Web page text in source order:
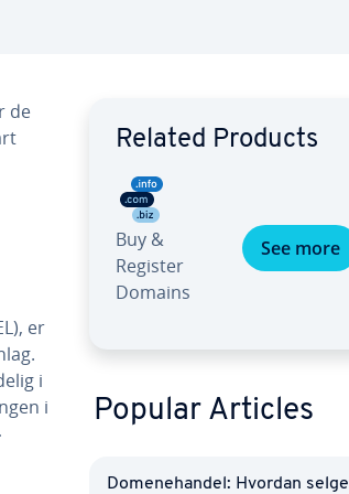
de
er
i
i
Related Products
Buy &
Register
Domains
See more
Popular Articles
Domenehandel: Hvordan selge